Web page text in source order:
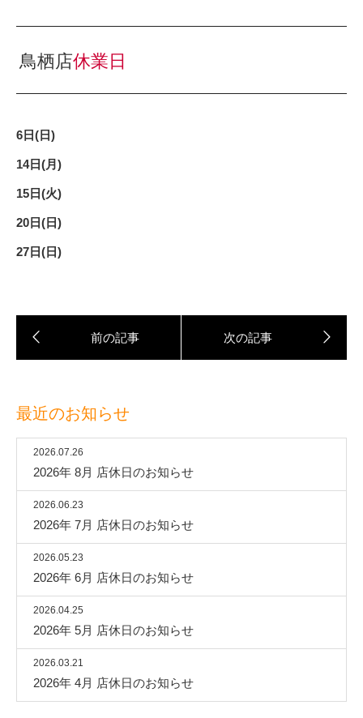
鳥栖店休業日
6日(日)
14日(月)
15日(火)
20日(日)
27日(日)
最近のお知らせ
2026.07.26
2026年 8月 店休日のお知らせ
2026.06.23
2026年 7月 店休日のお知らせ
2026.05.23
2026年 6月 店休日のお知らせ
2026.04.25
2026年 5月 店休日のお知らせ
2026.03.21
2026年 4月 店休日のお知らせ